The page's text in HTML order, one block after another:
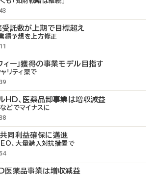
受託数が上期で目標超え
予想を上方修正
フィー」獲得の事業モデル目指す
リティ薬で
ルHD、医薬品卸事業は増収減益
どでマイナスに
共同利益確保に邁進
、大量購入対抗措置で
医薬品事業は増収減益